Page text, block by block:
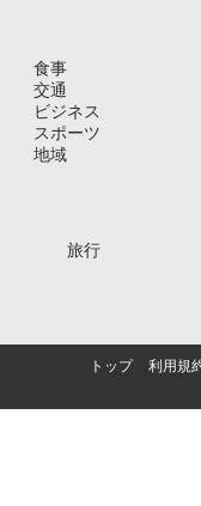
食事
交通
ビジネス
スポーツ
地域
旅行
トップ 利用規